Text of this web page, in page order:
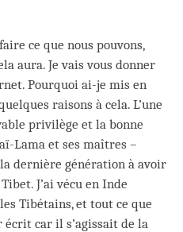
ce que nous pouvons,
aura. Je vais vous donner
Pourquoi ai-je mis en
raisons à cela. L’une
privilège et la bonne
Lama et ses maîtres –
dernière génération à avoir
J’ai vécu en Inde
Tibétains, et tout ce que
écrit car il s’agissait de la